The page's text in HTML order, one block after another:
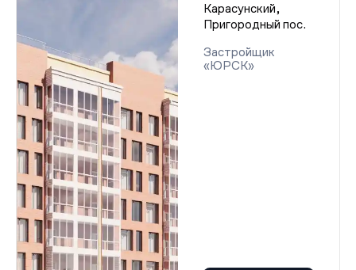
Карасунский,
Пригородный пос.
Застройщик
«ЮРСК»